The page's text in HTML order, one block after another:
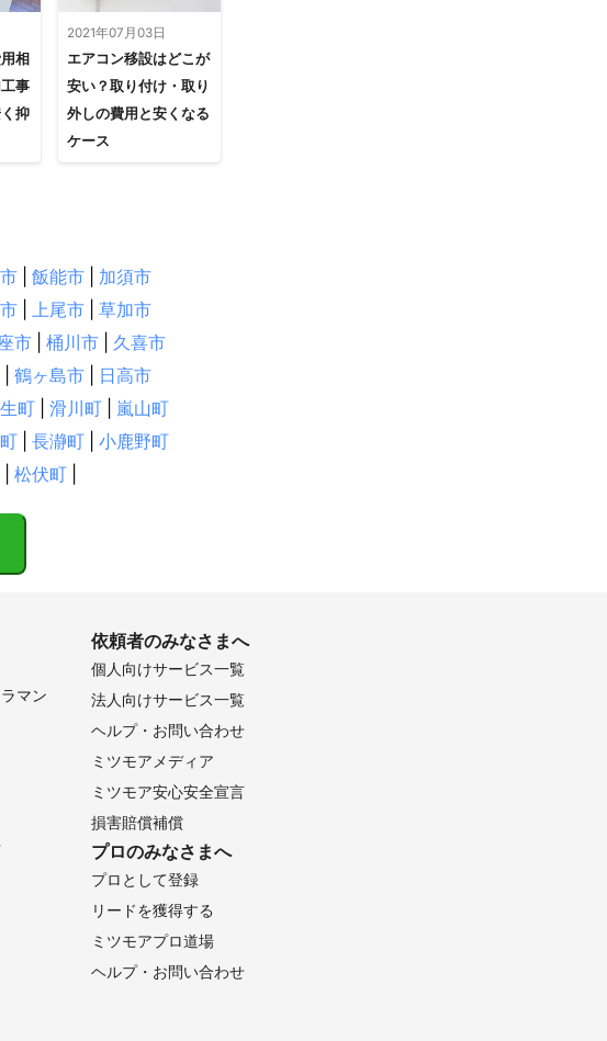
相
事
抑
2021年07月03日
エアコン移設はどこが
安い？取り付け・取り
外しの費用と安くなる
ケース
飯能市
加須市
上尾市
草加市
市 桶川市
久喜市
鶴ヶ島市
日高市
町 滑川町
嵐山町
長瀞町
小鹿野町
松伏町
マン
依頼者のみなさまへ
個人向けサービス一覧
法人向けサービス一覧
ヘルプ・お問い合わせ
ミツモアメディア
ミツモア安心安全宣言
損害賠償補償
プロのみなさまへ
プロとして登録
リードを獲得する
ミツモアプロ道場
ヘルプ・お問い合わせ